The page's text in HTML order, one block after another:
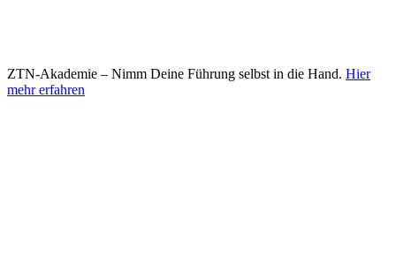
ZTN-Akademie – Nimm Deine Führung selbst in die Hand. Hier
mehr erfahren